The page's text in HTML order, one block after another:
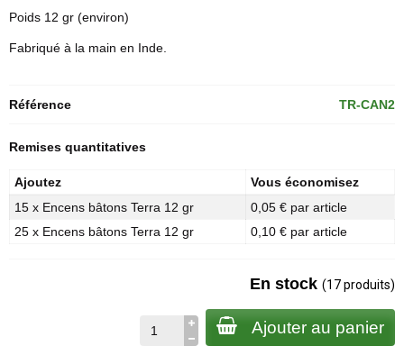
Poids 12 gr (environ)
Fabriqué à la main en Inde.
Référence TR-CAN2
Remises quantitatives
Ajoutez
Vous économisez
15 x Encens bâtons Terra 12 gr
0,05 € par article
25 x Encens bâtons Terra 12 gr
0,10 € par article
En stock (17 produits)
Ajouter au panier